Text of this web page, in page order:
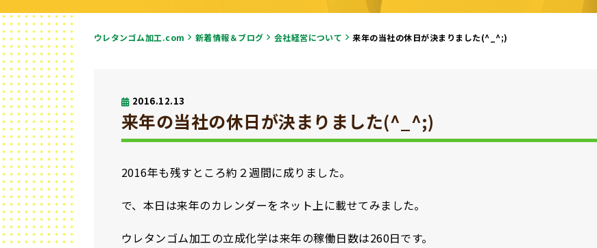
ウレタンゴム加工.com 新着情報＆ブログ 会社経営について 来年の当社の休日が決まりました(^_^;)
2016.12.13
来年の当社の休日が決まりました(^_^;)
2016年も残すところ約２週間に成りました。
で、本日は来年のカレンダーをネット上に載せてみました。
ウレタンゴム加工の立成化学は来年の稼働日数は260日です。